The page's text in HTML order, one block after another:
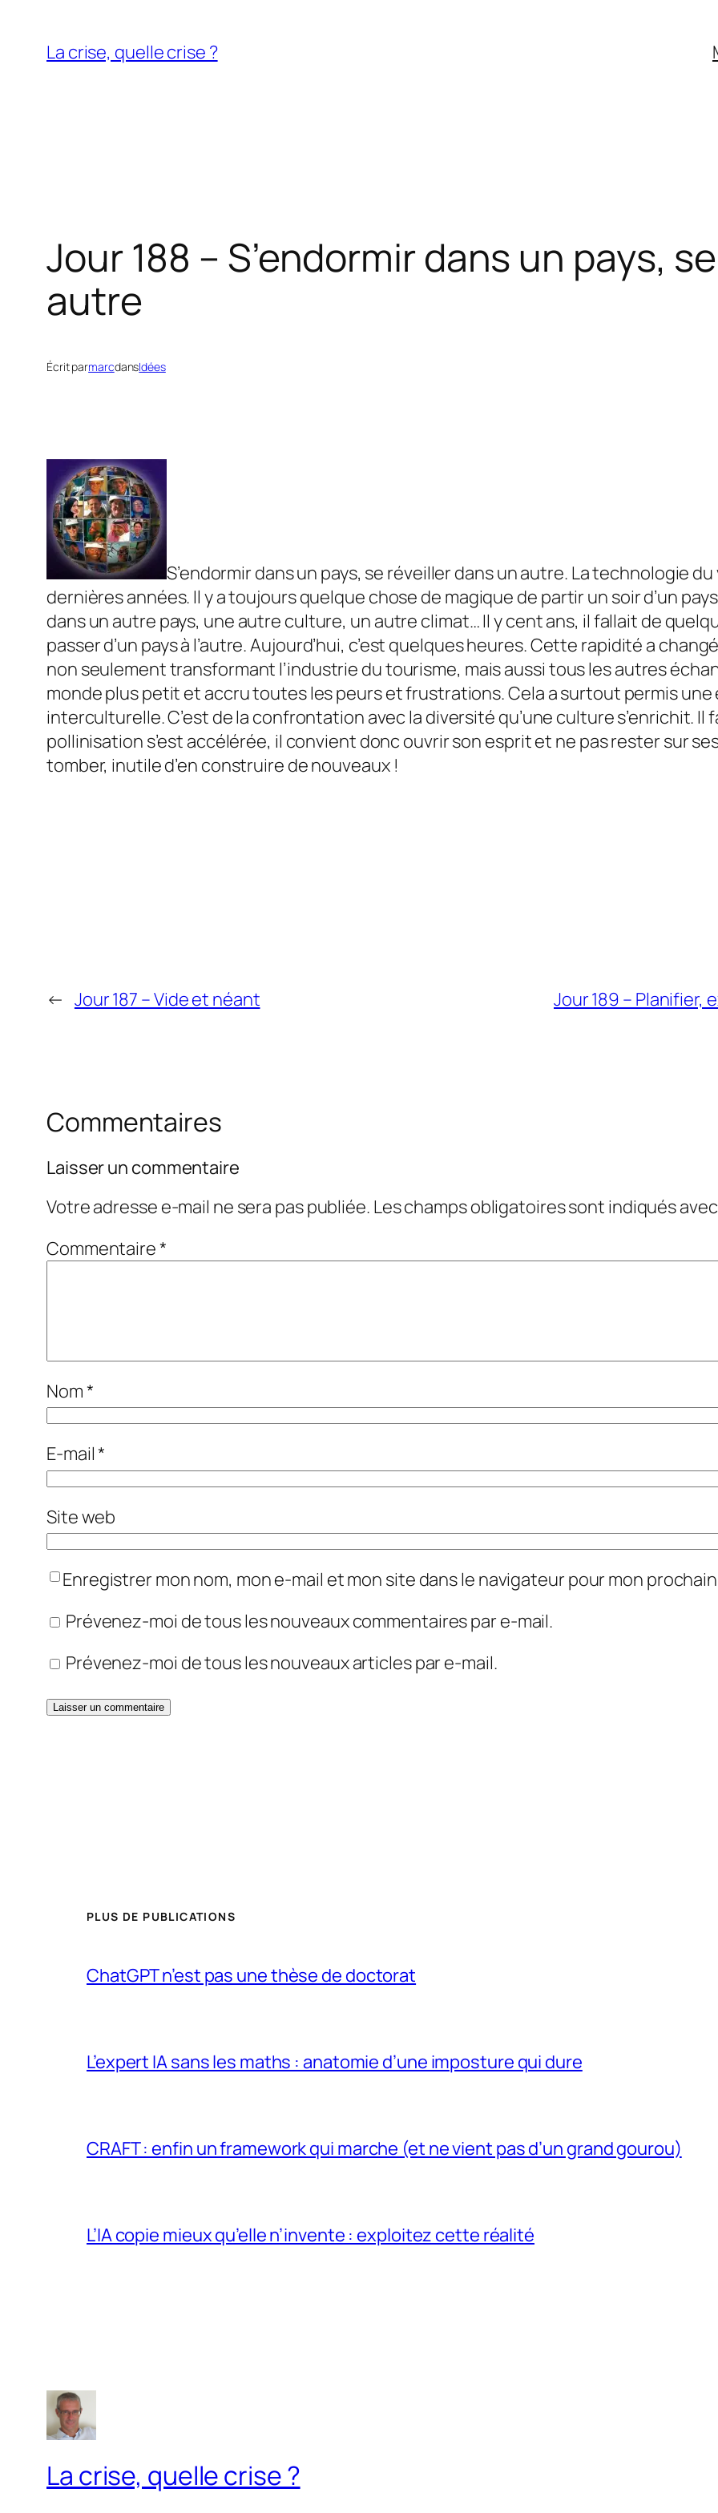
contenu
La crise, quelle crise ?
Jour 188 – S’endormir dans un pays,
autre
Écrit parmarcdansIdées
S’endormir dans un pays, se réveiller dans un autre. La technologie
dernières années. Il y a toujours quelque chose de magique de partir un soir d’un
dans un autre pays, une autre culture, un autre climat… Il y cent ans, il fallait de
passer d’un pays à l’autre. Aujourd’hui, c’est quelques heures. Cette rapidité a
non seulement transformant l’industrie du tourisme, mais aussi tous les autres
monde plus petit et accru toutes les peurs et frustrations. Cela a surtout permis
interculturelle. C’est de la confrontation avec la diversité qu’une culture s’enrichit.
pollinisation s’est accélérée, il convient donc ouvrir son esprit et ne pas rester sur
tomber, inutile d’en construire de nouveaux !
← Jour 187 – Vide et néant Jour 189 –
Commentaires
Laisser un commentaire
Votre adresse e-mail ne sera pas publiée. Les champs obligatoires sont indiqués
Commentaire*
Nom*
E-mail*
Site web
Enregistrer mon nom, mon e-mail et mon site dans le navigateur pour mon
Prévenez-moi de tous les nouveaux commentaires par e-mail.
Prévenez-moi de tous les nouveaux articles par e-mail.
PLUS DE PUBLICATIONS
ChatGPT n’est pas une thèse de doctorat
L’expert IA sans les maths : anatomie d’une imposture qui dure
CRAFT : enfin un framework qui marche (et ne vient pas d’un grand gourou)
L’IA copie mieux qu’elle n’invente : exploitez cette réalité
La crise, quelle crise ?